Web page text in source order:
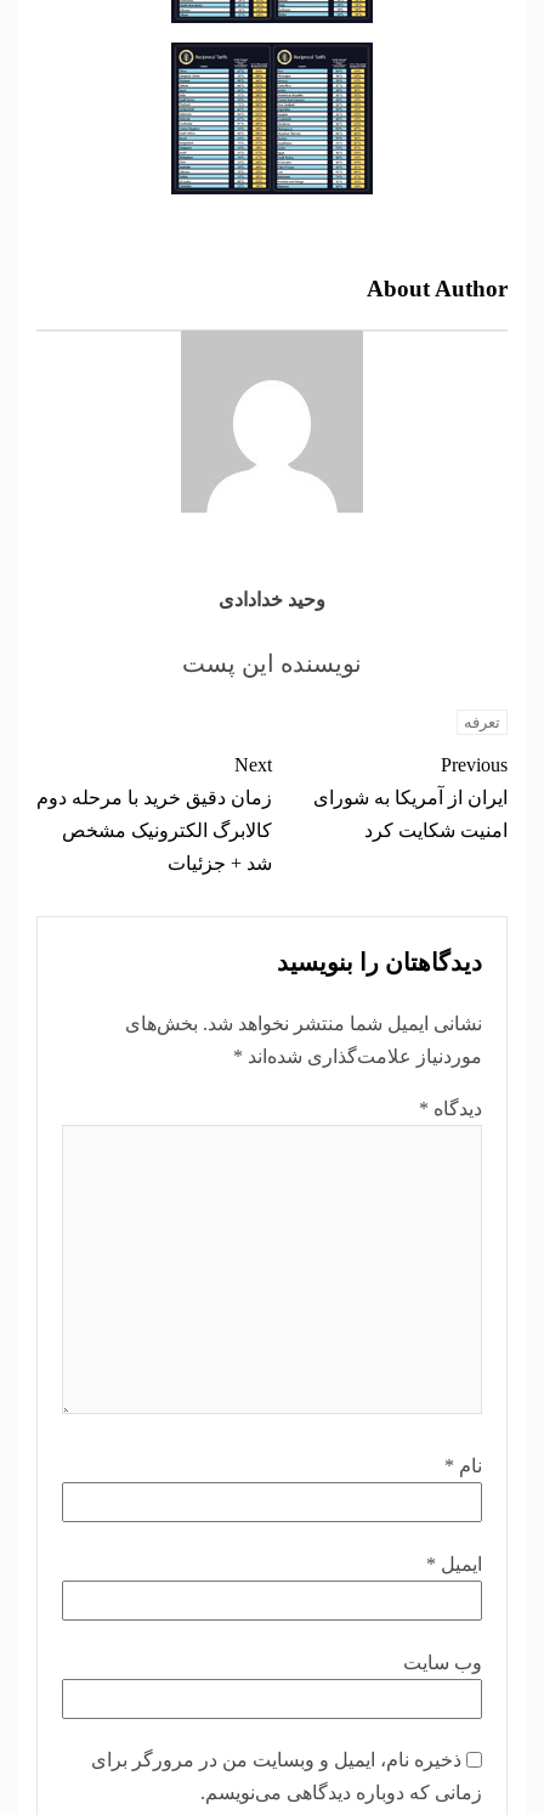
About Author
وحید خدادادی
تعرفه
Previous
ایران از آمریکا به شورای
امنیت شکایت کرد
Next
زمان دقیق خرید با مرحله دوم
کالابرگ الکترونیک مشخص
شد + جزئیات
دیدگاهتان را بنویسید
نشانی ایمیل شما منتشر نخواهد شد. بخش‌های
موردنیاز علامت‌گذاری شده‌اند *
دیدگاه *
نام *
ایمیل *
وب‌ سایت
ذخیره نام، ایمیل و وبسایت من در مرورگر برای
زمانی که دوباره دیدگاهی می‌نویسم.